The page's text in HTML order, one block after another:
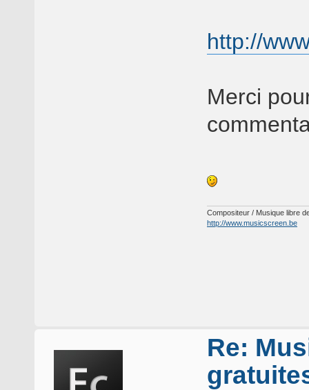
http://
Merci
Compositeur / Musique libre
http://www.musicscreen.be
Re: